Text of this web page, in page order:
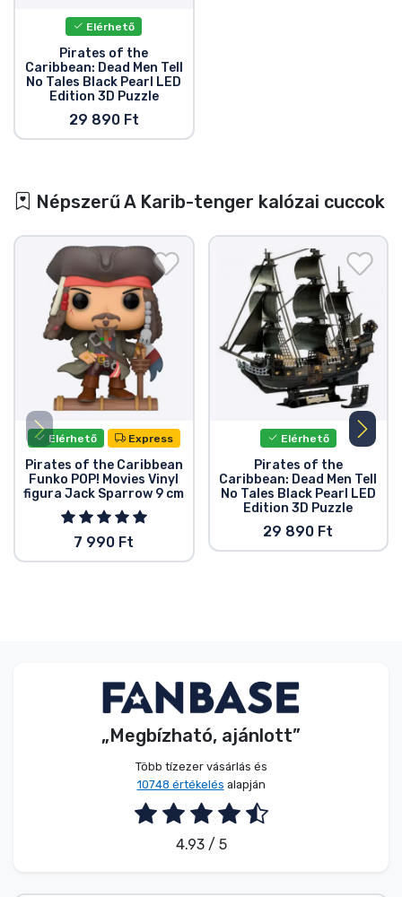
Elérhető
Pirates of the
Caribbean: Dead Men Tell
No Tales Black Pearl LED
Edition 3D Puzzle
29 890 Ft
Népszerű A Karib-tenger kalózai cuccok
Elérhető Express
Pirates of the Caribbean
Funko POP! Movies Vinyl
figura Jack Sparrow 9 cm
7 990 Ft
Elérhető
Pirates of the
Caribbean: Dead Men Tell
No Tales Black Pearl LED
Edition 3D Puzzle
29 890 Ft
„Megbízható, ajánlott”
Több tízezer vásárlás és
10748 értékelés alapján
4.93 / 5